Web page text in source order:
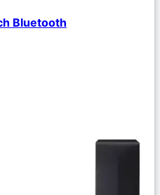
Bluetooth